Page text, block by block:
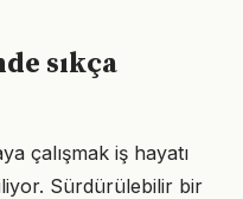
sıkça
çalışmak iş hayatı
Sürdürülebilir bir